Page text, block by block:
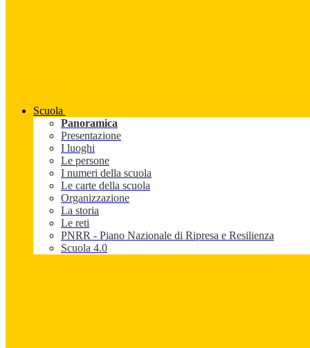
Scuola
Panoramica
Presentazione
I luoghi
Le persone
I numeri della scuola
Le carte della scuola
Organizzazione
La storia
Le reti
PNRR - Piano Nazionale di Ripresa e Resilienza
Scuola 4.0